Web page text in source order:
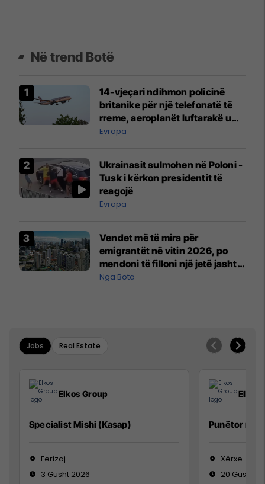
Në trend Botë
14-vjeçari ndihmon policinë
britanike për një telefonatë të
rreme, aeroplanët luftarakë u
ngritën në ajër për të
Mançesterit
Evropa
Ukrainasit sulmohen në Poloni -
Tusk i kërkon presidentit të
reagojë
Evropa
Vendet më të mira për
emigrantët në vitin 2026, po
mendoni të filloni një jetë jashtë
vendit?
Nga Bota
Jobs Real Estate
Elkos Group
Specialist Mishi (Kasap)
Ferizaj
3 Gusht 2026
Elkos
Punëtor në
Xërxe
20 Gusht